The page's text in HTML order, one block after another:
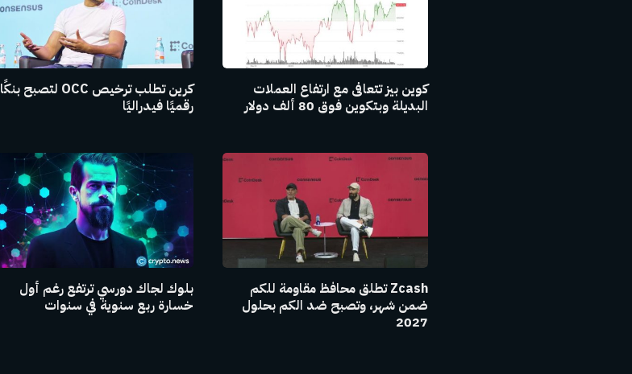
كوين بيز تتعافى مع ارتفاع العملات
البديلة وبتكوين فوق 80 ألف دولار
كرين تطلب ترخيص OCC لتصبح بنكًا
رقميًا فيدراليًا
Zcash تطلق محافظ مقاومة للكم
ضمن شهر، وتصبح ضد الكم بحلول
2027
بلوك لجاك دورسي ترتفع رغم أول
خسارة ربع سنوية في سنوات